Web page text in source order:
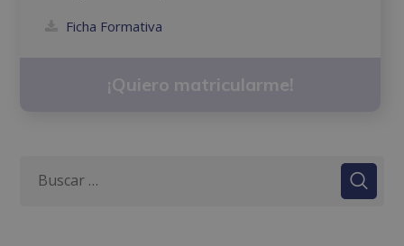
Ficha Formativa
¡Quiero matricularme!